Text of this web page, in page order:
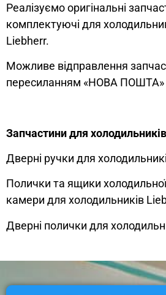
Реалізуємо оригінальні
комплектуючі для
Liebherr.
Можливе відправлення
пересиланням «НОВА ПОШТА»
Запчастини для
Дверні ручки для
Полички та ящики
камери для холодильників
Дверні полички для